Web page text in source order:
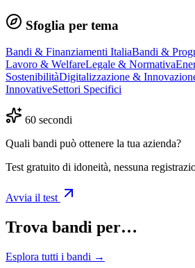
Sfoglia per tema
Bandi & Finanziamenti ItaliaBandi &
Lavoro & WelfareLegale & Normativa
SostenibilitàDigitalizzazione &
InnovativeSettori Specifici
60 secondi
Quali bandi può ottenere la tua azienda?
Test gratuito di idoneità, nessuna
Avvia il test
Trova bandi per…
Esplora tutti i bandi →